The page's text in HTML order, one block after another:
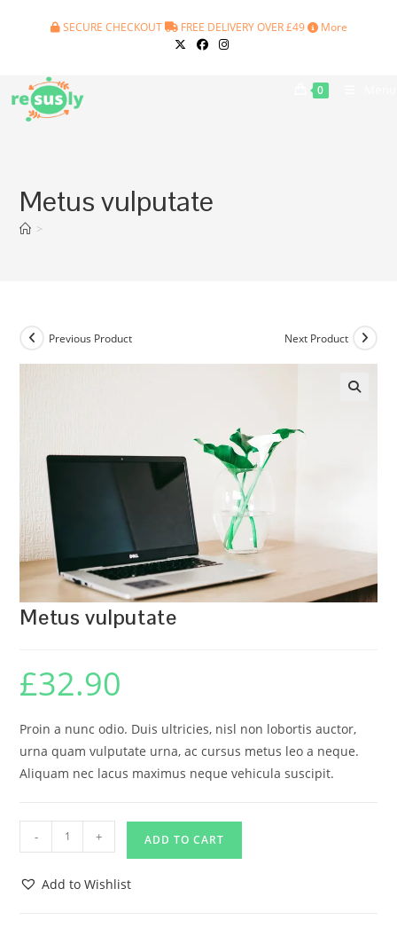
SECURE CHECKOUT FREE DELIVERY OVER £49 More
0
Metus vulputate
>
Previous Product Next Product
Metus vulputate
£32.90
Proin a nunc odio. Duis ultricies, nisl non lobortis auctor,
urna quam vulputate urna, ac cursus metus leo a neque.
Aliquam nec lacus maximus neque vehicula suscipit.
vulputate
quantity
- + ADD TO CART
Add to Wishlist